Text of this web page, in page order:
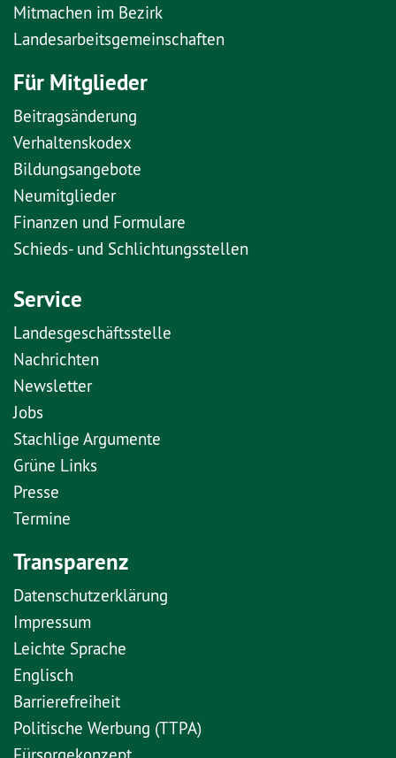
Mitmachen im Bezirk
Landesarbeitsgemeinschaften
Für Mitglieder
Beitragsänderung
Verhaltenskodex
Bildungsangebote
Neumitglieder
Finanzen und Formulare
Schieds- und Schlichtungsstellen
Service
Landesgeschäftsstelle
Nachrichten
Newsletter
Jobs
Stachlige Argumente
Grüne Links
Presse
Termine
Transparenz
Datenschutzerklärung
Impressum
Leichte Sprache
Englisch
Barrierefreiheit
Politische Werbung (TTPA)